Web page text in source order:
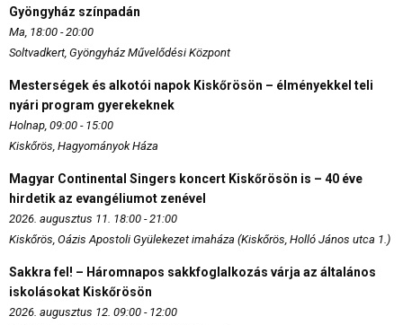
Gyöngyház színpadán
Ma, 18:00 - 20:00
Soltvadkert, Gyöngyház Művelődési Központ
Mesterségek és alkotói napok Kiskőrösön – élményekkel teli
nyári program gyerekeknek
Holnap, 09:00 - 15:00
Kiskőrös, Hagyományok Háza
Magyar Continental Singers koncert Kiskőrösön is – 40 éve
hirdetik az evangéliumot zenével
2026. augusztus 11. 18:00 - 21:00
Kiskőrös, Oázis Apostoli Gyülekezet imaháza (Kiskőrös, Holló János utca 1.)
Sakkra fel! – Háromnapos sakkfoglalkozás várja az általános
iskolásokat Kiskőrösön
2026. augusztus 12. 09:00 - 12:00